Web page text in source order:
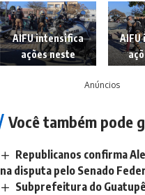
AIFU intensifica
ações neste
aglomerações em
durante
Capital .
Foto:SESP
Anúncios
Você também pode
Republicanos confirma
na disputa pelo Senado
Subprefeitura do